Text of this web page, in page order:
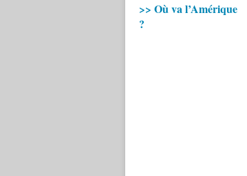
>> Où va l’Amérique
?